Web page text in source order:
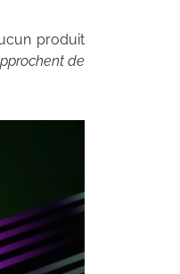
produit
de